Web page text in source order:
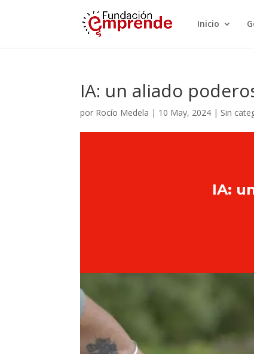
Inicio
IA: un aliado
por Rocío Medela | 10 May, 2024 | Sin
IA: